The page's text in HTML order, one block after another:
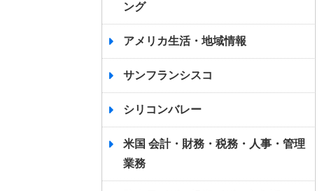
ング
アメリカ生活・地域情報
サンフランシスコ
シリコンバレー
米国 会計・財務・税務・人事・管理
業務